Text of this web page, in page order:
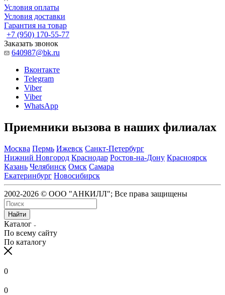
Условия оплаты
Условия доставки
Гарантия на товар
+7 (950) 170-55-77
Заказать звонок
640987@bk.ru
Вконтакте
Telegram
Viber
Viber
WhatsApp
Приемники вызова в наших филиалах
Москва Пермь Ижевск Санкт-Петербург
Нижний Новгород Краснодар Ростов-на-Дону Красноярск
Казань Челябинск Омск Самара
Екатеринбург Новосибирск
2002-2026 © ООО "АНКИЛЛ"; Все права защищены
Найти
Каталог
По всему сайту
По каталогу
0
0